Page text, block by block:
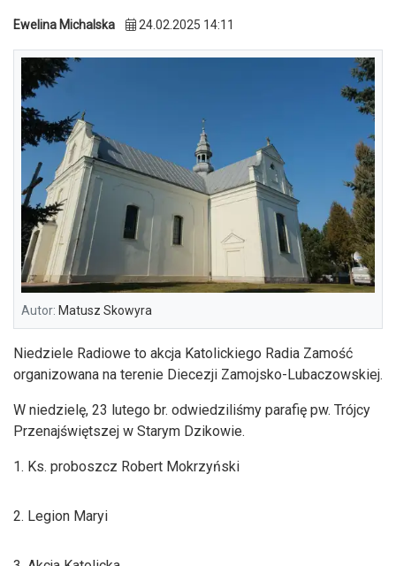
Ewelina Michalska 24.02.2025 14:11
Autor: Matusz Skowyra
Niedziele Radiowe to akcja Katolickiego Radia Zamość
organizowana na terenie Diecezji Zamojsko-Lubaczowskiej.
W niedzielę, 23 lutego br. odwiedziliśmy parafię pw. Trójcy
Przenajświętszej w Starym Dzikowie.
1. Ks. proboszcz Robert Mokrzyński
2. Legion Maryi